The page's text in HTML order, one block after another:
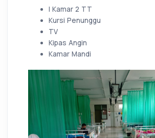
I Kamar 2 TT
Kursi Penunggu
TV
Kipas Angin
Kamar Mandi